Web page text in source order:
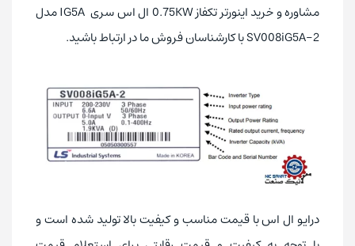
مشاوره و خرید اینورتر تکفاز 0.75KW ال اس سری IG5A مدل
SV008iG5A-2 با کارشناسان فروش ما در ارتباط باشید.
درایو ال اس با قیمت مناسب و کیفیت بالا تولید شده است و